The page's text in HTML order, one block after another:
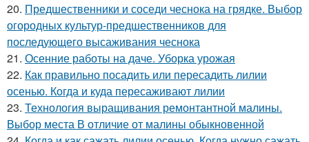
20. Предшественники и соседи чеснока на грядке. Выбор
огородных культур-предшественников для
последующего высаживания чеснока
21. Осенние работы на даче. Уборка урожая
22. Как правильно посадить или пересадить лилии
осенью. Когда и куда пересаживают лилии
23. Технология выращивания ремонтантной малины.
Выбор места В отличие от малины обыкновенной